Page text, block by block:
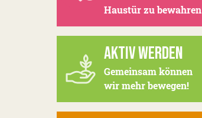
Haustür zu bewahren
AKTIV WERDEN
Gemeinsam können
wir mehr bewegen!